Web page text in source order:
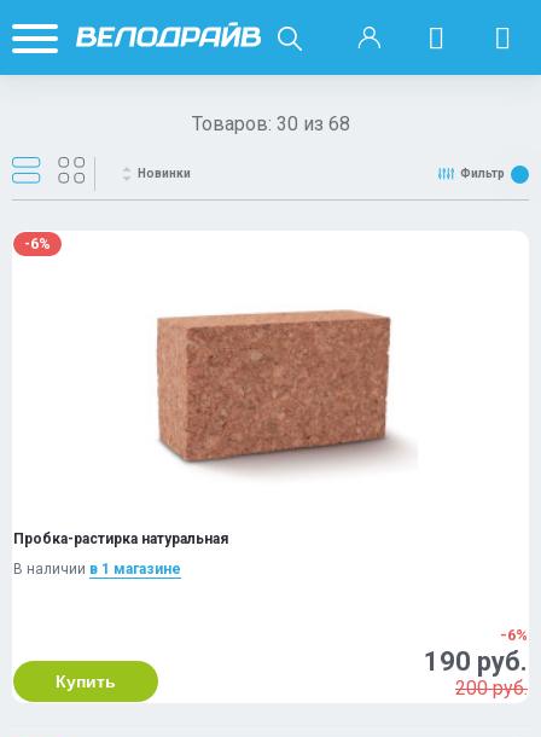
Товаров: 30 из 68
Новинки Фильтр
-6%
Пробка-растирка натуральная
В наличии в 1 магазинe
Купить
-6%
190 руб.
200 руб.